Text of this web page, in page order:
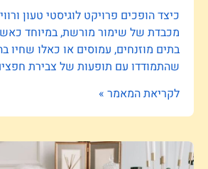
כיצד הופכים פרויקט לוגיסטי טעון
מכבדת של שימור מורשת, במיוחד
בתים מוזנחים, עמוסים או כאלו שחיו
שהתמודדו עם תופעות של צבירת
לקריאת המאמר »